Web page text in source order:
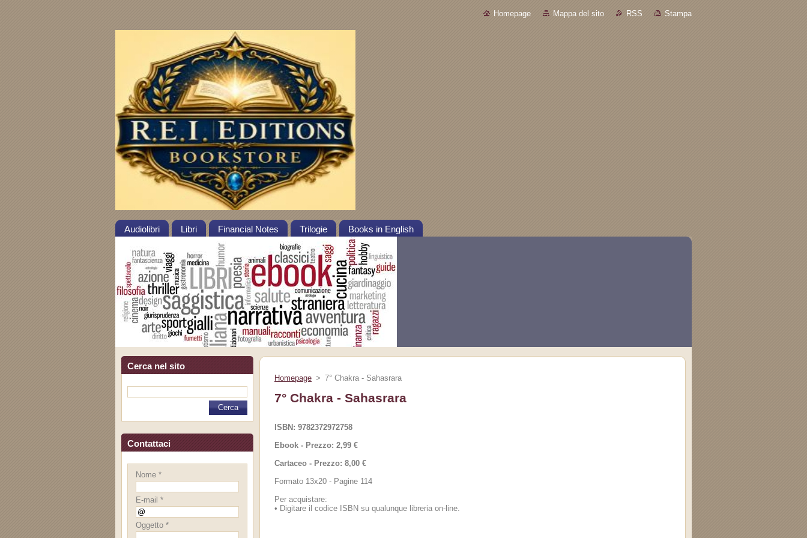
Homepage Mappa del sito RSS Stampa
Audiolibri Libri Financial Notes Trilogie Books in English
Cerca nel sito
Contattaci
Nome *
E-mail *
Oggetto *
Homepage > 7° Chakra - Sahasrara
7° Chakra - Sahasrara
ISBN: 9782372972758
Ebook - Prezzo: 2,99 €
Cartaceo - Prezzo: 8,00 €
Formato 13x20 - Pagine 114
Per acquistare:
• Digitare il codice ISBN su qualunque libreria on-line.